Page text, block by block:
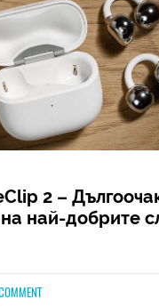
2 –
най-добрите